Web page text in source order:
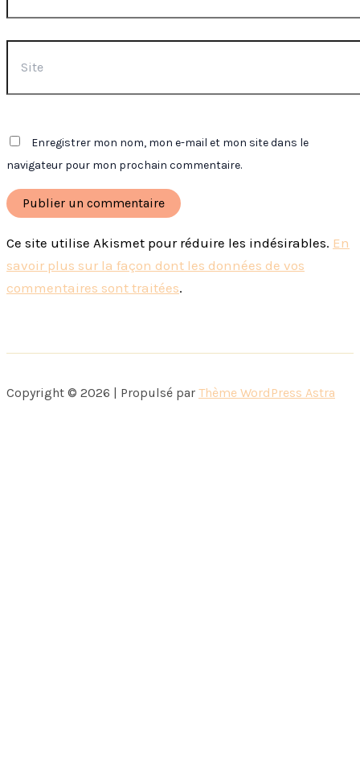
Enregistrer mon nom, mon e-mail et mon site dans le
navigateur pour mon prochain commentaire.
Ce site utilise Akismet pour réduire les indésirables. En
savoir plus sur la façon dont les données de vos
commentaires sont traitées.
Copyright © 2026 | Propulsé par Thème WordPress Astra